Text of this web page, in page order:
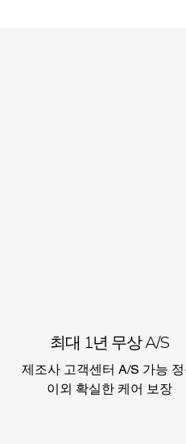
최대 1년 무상 A/S
제조사 고객센터 A/S 가능
이외 확실한 케어 보장​